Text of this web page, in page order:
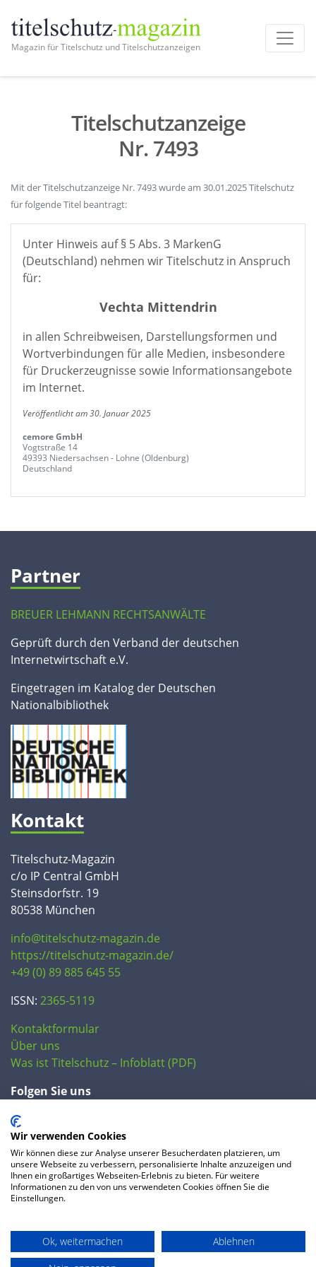
Magazin für Titelschutz und Titelschutzanzeigen
Titelschutzanzeige
Nr. 7493
Mit der Titelschutzanzeige Nr. 7493 wurde am 30.01.2025 Titelschutz
für folgende Titel beantragt:
Unter Hinweis auf § 5 Abs. 3 MarkenG
(Deutschland) nehmen wir Titelschutz in Anspruch
für:
Vechta Mittendrin
in allen Schreibweisen, Darstellungsformen und
Wortverbindungen für alle Medien, insbesondere
für Druckerzeugnisse sowie Informationsangebote
im Internet.
Veröffentlicht am 30. Januar 2025
cemore GmbH
Vogtstraße 14
49393 Niedersachsen - Lohne (Oldenburg)
Deutschland
Partner
BREUER LEHMANN RECHTSANWÄLTE
Geprüft durch den Verband der deutschen
Internetwirtschaft e.V.
Eingetragen im Katalog der Deutschen
Nationalbibliothek
Kontakt
Titelschutz-Magazin
c/o IP Central GmbH
Steinsdorfstr. 19
80538 München
info@titelschutz-magazin.de
https://titelschutz-magazin.de/
+49 (0) 89 885 645 55
ISSN: 2365-5119
Kontaktformular
Über uns
Was ist Titelschutz – Infoblatt (PDF)
Folgen Sie uns
FAQ
Datenschutzerklärung AGB
Preise
Impressum
Wir verwenden Cookies
Wir können diese zur Analyse unserer Besucherdaten platzieren, um
unsere Webseite zu verbessern, personalisierte Inhalte anzuzeigen und
Ihnen ein großartiges Webseiten-Erlebnis zu bieten. Für weitere
Informationen zu den von uns verwendeten Cookies öffnen Sie die
Einstellungen.
Ok, weitermachen
Ablehnen